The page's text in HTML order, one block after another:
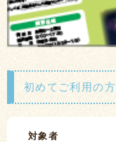
初めてご利用の方
対象者